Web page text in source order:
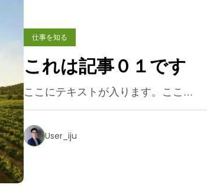
仕事を知る
これは記事０１です
ここにテキストが入ります。ここ…
User_iju